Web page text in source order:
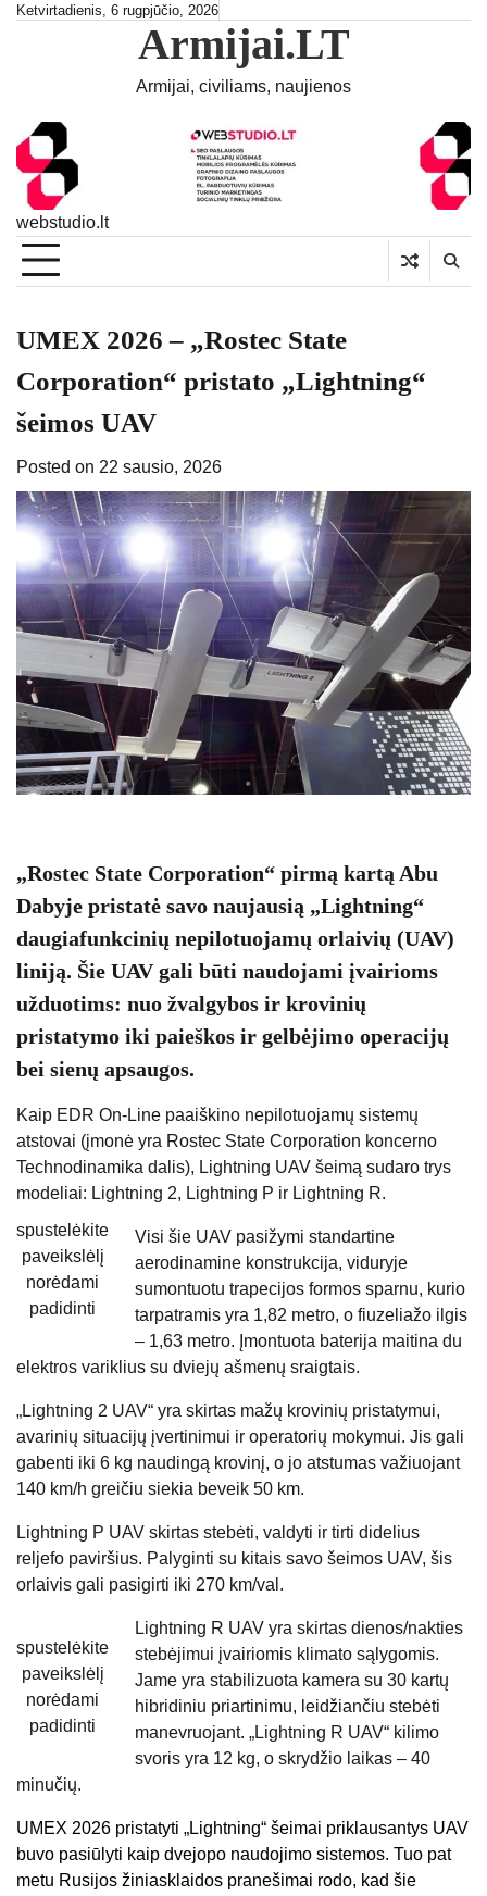
SkipKetvirtadienis, 6 rugpjūčio, 2026
Armijai.LT
Armijai, civiliams, naujienos
webstudio.lt
UMEX 2026 – „Rostec State
Corporation“ pristato „Lightning“
šeimos UAV
Posted on 22 sausio, 2026
„Rostec State Corporation“ pirmą kartą Abu
Dabyje pristatė savo naujausią „Lightning“
daugiafunkcinių nepilotuojamų orlaivių (UAV)
liniją. Šie UAV gali būti naudojami įvairioms
užduotims: nuo žvalgybos ir krovinių
pristatymo iki paieškos ir gelbėjimo operacijų
bei sienų apsaugos.
Kaip EDR On-Line paaiškino nepilotuojamų sistemų
atstovai (įmonė yra Rostec State Corporation koncerno
Technodinamika dalis), Lightning UAV šeimą sudaro trys
modeliai: Lightning 2, Lightning P ir Lightning R.
spustelėkite
paveikslėlį
norėdami
padidinti
Visi šie UAV pasižymi standartine
aerodinamine konstrukcija, viduryje
sumontuotu trapecijos formos sparnu, kurio
tarpatramis yra 1,82 metro, o fiuzeliažo ilgis
– 1,63 metro. Įmontuota baterija maitina du
elektros variklius su dviejų ašmenų sraigtais.
„Lightning 2 UAV“ yra skirtas mažų krovinių pristatymui,
avarinių situacijų įvertinimui ir operatorių mokymui. Jis gali
gabenti iki 6 kg naudingą krovinį, o jo atstumas važiuojant
140 km/h greičiu siekia beveik 50 km.
Lightning P UAV skirtas stebėti, valdyti ir tirti didelius
reljefo paviršius. Palyginti su kitais savo šeimos UAV, šis
orlaivis gali pasigirti iki 270 km/val.
spustelėkite
paveikslėlį
norėdami
padidinti
Lightning R UAV yra skirtas dienos/nakties
stebėjimui įvairiomis klimato sąlygomis.
Jame yra stabilizuota kamera su 30 kartų
hibridiniu priartinimu, leidžiančiu stebėti
manevruojant. „Lightning R UAV“ kilimo
svoris yra 12 kg, o skrydžio laikas – 40
minučių.
UMEX 2026 pristatyti „Lightning“ šeimai priklausantys UAV
buvo pasiūlyti kaip dvejopo naudojimo sistemos. Tuo pat
metu Rusijos žiniasklaidos pranešimai rodo, kad šie